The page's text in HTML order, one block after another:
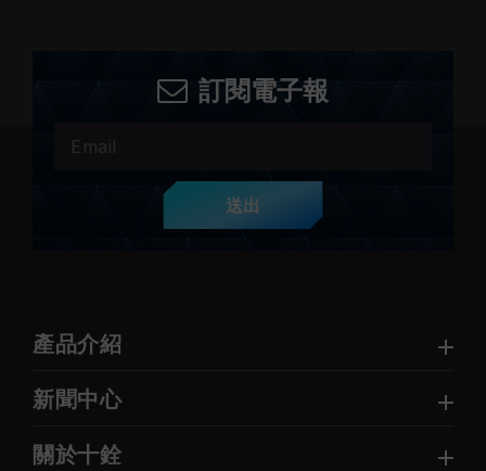
訂閱電子報
送出
產品介紹
新聞中心
關於十銓